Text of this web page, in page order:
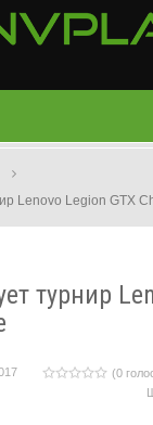
Lenovo Legion GTX
турнир
(0